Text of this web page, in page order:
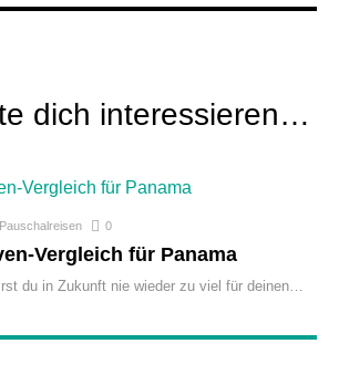
dich interessieren…
Pauschalreisen 0
Vergleich für Panama
du in Zukunft nie wieder zu viel für deinen